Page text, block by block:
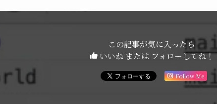
この記事が気に入ったら
いいね または フォローしてね！
Follow Me